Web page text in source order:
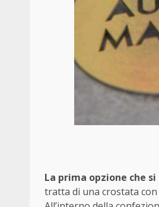
La prima opzione che
tratta di una crostata